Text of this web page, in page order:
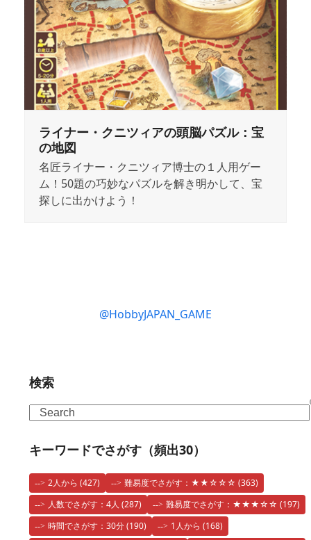
ライナー・クニツィアの頭脳パズル：宝
の地図
名匠ライナー・クニツィア博士の１人用ゲー
ム！50題の巧妙なパズルを解き明かして、宝
探しに出かけよう！
@HobbyJAPAN_GAME
検索
Search
キーワードでさがす（頻出30）
2人から (427) 難易度でさがす：★★☆☆☆ (363)
人数でさがす：4人 (287) 難易度でさがす：★★★☆☆ (197)
時間でさがす：30分(190) 1人から (168)